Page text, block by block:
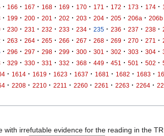
· 166 · 167 · 168 · 169 · 170 · 171 · 172 · 173 · 174 ·
· 199 · 200 · 201 · 202 · 203 · 204 · 205 · 206a · 206b
· 230 · 231 · 232 · 233 · 234 · 235 · 236 · 237 · 238 ·
· 263 · 264 · 265 · 266 · 267 · 268 · 269 · 270 · 271 ·
· 296 · 297 · 298 · 299 · 300 · 301 · 302 · 303 · 304 ·
· 329 · 330 · 331 · 332 · 368 · 449 · 451 · 501 · 502 ·
· 1614 · 1619 · 1623 · 1637 · 1681 · 1682 · 1683 ·
· 2208 · 2210 · 2211 · 2260 · 2261 · 2263 · 2264 ·
with irrefutable evidence for the reading in the TR